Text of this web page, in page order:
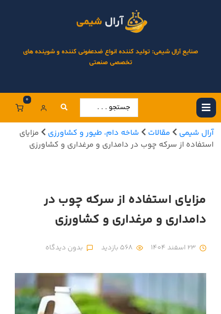
صنایع آرال شیمی: تولید کننده انواع ضدعفونی کننده و شوینده های
تخصصی صنعتی
0
آرال شیمی مقالات شاخه دام، طیور و کشاورزی
مزایای
استفاده از سرکه چوب در دامداری و مرغداری و کشاورزی
مزایای استفاده از سرکه چوب در
دامداری و مرغداری و کشاورزی
بدون دیدگاه